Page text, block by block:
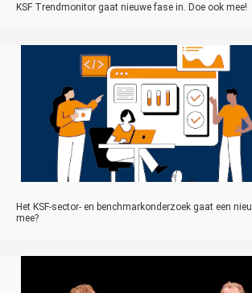
KSF Trendmonitor gaat nieuwe fase in. Doe ook mee!
Het KSF-sector- en benchmarkonderzoek gaat een
mee?